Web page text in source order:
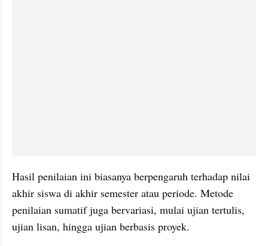
Hasil penilaian ini biasanya berpengaruh terhadap nilai
akhir siswa di akhir semester atau periode. Metode
penilaian sumatif juga bervariasi, mulai ujian tertulis,
ujian lisan, hingga ujian berbasis proyek.